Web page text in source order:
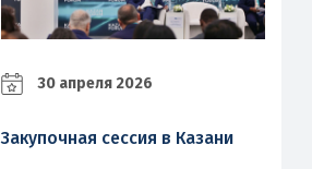
30 апреля 2026
Закупочная сессия в Казани